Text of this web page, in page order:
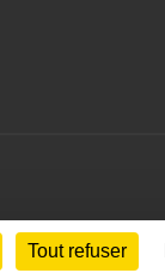
Tout refuser